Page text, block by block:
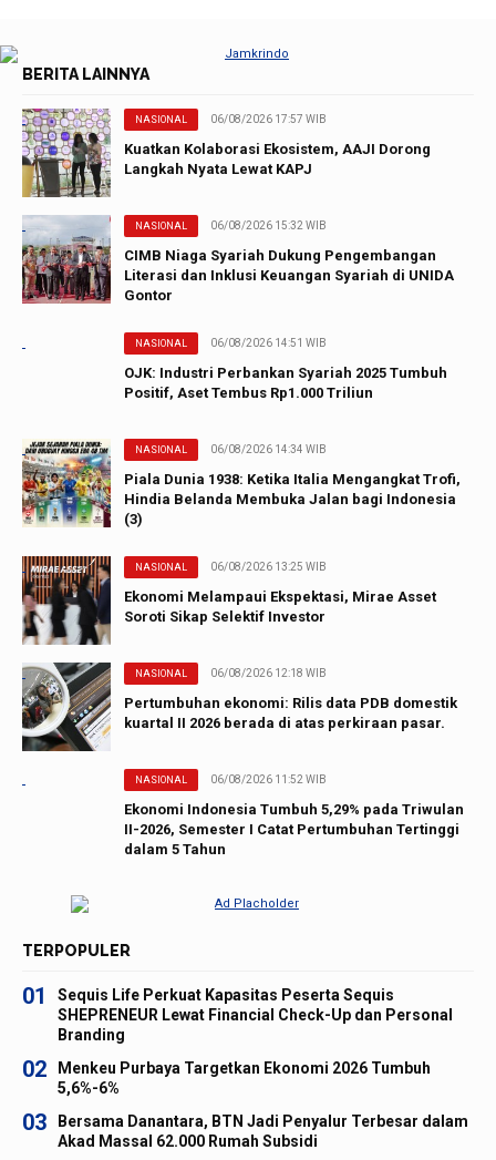
BERITA LAINNYA
NASIONAL 06/08/2026 17:57 WIB
Kuatkan Kolaborasi Ekosistem, AAJI Dorong
Langkah Nyata Lewat KAPJ
NASIONAL 06/08/2026 15:32 WIB
CIMB Niaga Syariah Dukung Pengembangan
Literasi dan Inklusi Keuangan Syariah di UNIDA
Gontor
NASIONAL 06/08/2026 14:51 WIB
OJK: Industri Perbankan Syariah 2025 Tumbuh
Positif, Aset Tembus Rp1.000 Triliun
NASIONAL 06/08/2026 14:34 WIB
Piala Dunia 1938: Ketika Italia Mengangkat Trofi,
Hindia Belanda Membuka Jalan bagi Indonesia
(3)
NASIONAL 06/08/2026 13:25 WIB
Ekonomi Melampaui Ekspektasi, Mirae Asset
Soroti Sikap Selektif Investor
NASIONAL 06/08/2026 12:18 WIB
Pertumbuhan ekonomi: Rilis data PDB domestik
kuartal II 2026 berada di atas perkiraan pasar.
NASIONAL 06/08/2026 11:52 WIB
Ekonomi Indonesia Tumbuh 5,29% pada Triwulan
II-2026, Semester I Catat Pertumbuhan Tertinggi
dalam 5 Tahun
TERPOPULER
01
Sequis Life Perkuat Kapasitas Peserta Sequis
SHEPRENEUR Lewat Financial Check-Up dan Personal
Branding
02
Menkeu Purbaya Targetkan Ekonomi 2026 Tumbuh
5,6%-6%
03
Bersama Danantara, BTN Jadi Penyalur Terbesar dalam
Akad Massal 62.000 Rumah Subsidi